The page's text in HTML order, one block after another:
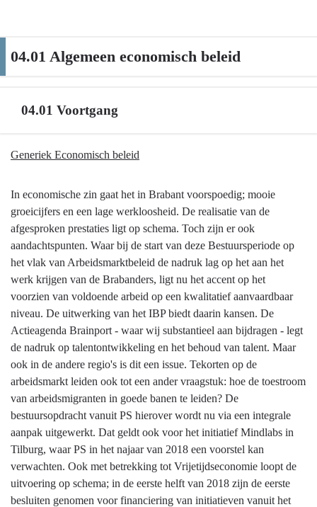
04.01 Algemeen economisch beleid
04.01 Voortgang
Terug
navigatie
04.01
Algemeen
economisch
04.01
Voortgang
Generiek Economisch beleid
In economische zin gaat het in Brabant voorspoedig; mooie
groeicijfers en een lage werkloosheid. De realisatie van de
afgesproken prestaties ligt op schema. Toch zijn er ook
aandachtspunten. Waar bij de start van deze Bestuursperiode op
het vlak van Arbeidsmarktbeleid de nadruk lag op het aan het
werk krijgen van de Brabanders, ligt nu het accent op het
voorzien van voldoende arbeid op een kwalitatief aanvaardbaar
niveau. De uitwerking van het IBP biedt daarin kansen. De
Actieagenda Brainport - waar wij substantieel aan bijdragen - legt
de nadruk op talentontwikkeling en het behoud van talent. Maar
ook in de andere regio's is dit een issue. Tekorten op de
arbeidsmarkt leiden ook tot een ander vraagstuk: hoe de toestroom
van arbeidsmigranten in goede banen te leiden? De
bestuursopdracht vanuit PS hierover wordt nu via een integrale
aanpak uitgewerkt. Dat geldt ook voor het initiatief Mindlabs in
Tilburg, waar PS in het najaar van 2018 een voorstel kan
verwachten. Ook met betrekking tot Vrijetijdseconomie loopt de
uitvoering op schema; in de eerste helft van 2018 zijn de eerste
besluiten genomen voor financiering van initiatieven vanuit het